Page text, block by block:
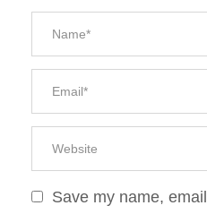
Save my name,